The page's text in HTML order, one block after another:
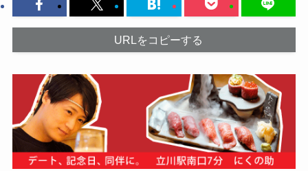
URLをコピーする